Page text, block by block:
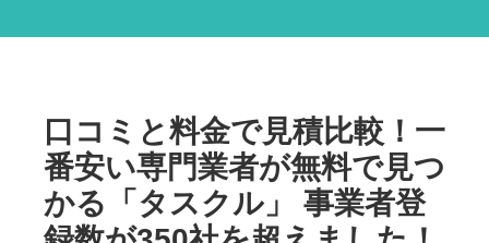
口コミと料金で見積比較！一
番安い専門業者が無料で見つ
かる「タスクル」 事業者登